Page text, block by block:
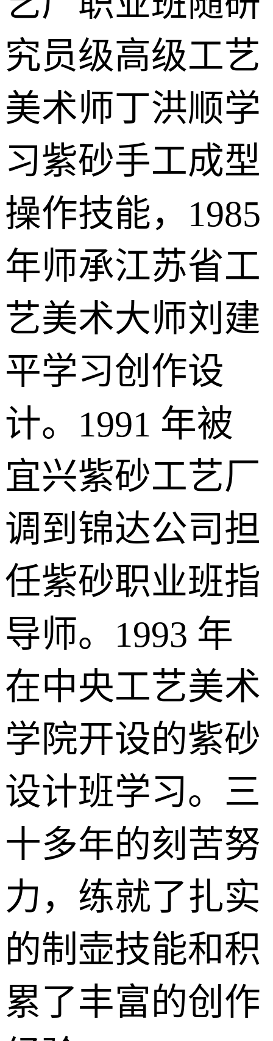
究员级高级工艺
美术师丁洪顺学
习紫砂手工成型
操作技能，1985
年师承江苏省工
艺美术大师刘建
平学习创作设
计。1991 年被
宜兴紫砂工艺厂
调到锦达公司担
任紫砂职业班指
导师。1993 年
在中央工艺美术
学院开设的紫砂
设计班学习。三
十多年的刻苦努
力，练就了扎实
的制壶技能和积
累了丰富的创作